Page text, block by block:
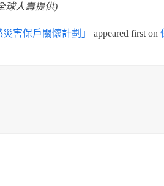
球人壽提供)
害保戶關懷計劃」 appeared first on